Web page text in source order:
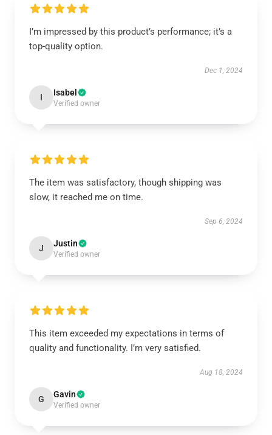
I’m impressed by this product’s performance; it’s a
top-quality option.
Dec 1, 2024
I Isabel
Verified owner
The item was satisfactory, though shipping was
slow, it reached me on time.
Sep 6, 2024
J Justin
Verified owner
This item exceeded my expectations in terms of
quality and functionality. I’m very satisfied.
Aug 18, 2024
G Gavin
Verified owner